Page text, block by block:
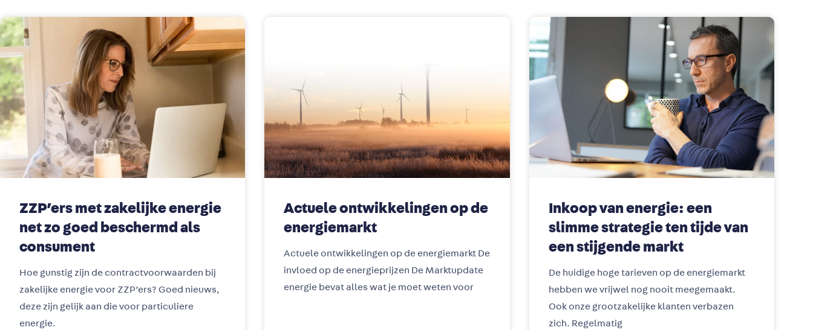
ZZP’ers met zakelijke energie
net zo goed beschermd als
consument
Hoe gunstig zijn de contractvoorwaarden bij
zakelijke energie voor ZZP’ers? Goed nieuws,
deze zijn gelijk aan die voor particuliere
energie.
Actuele ontwikkelingen op de
energiemarkt
Actuele ontwikkelingen op de energiemarkt De
invloed op de energieprijzen De Marktupdate
energie bevat alles wat je moet weten voor
Inkoop van energie: een
slimme strategie ten tijde van
een stijgende markt
De huidige hoge tarieven op de energiemarkt
hebben we vrijwel nog nooit meegemaakt.
Ook onze grootzakelijke klanten verbazen
zich. Regelmatig